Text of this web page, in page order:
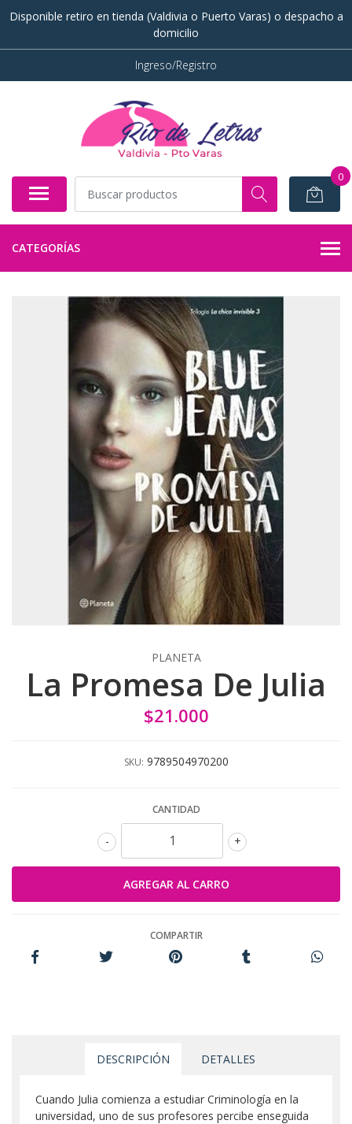
Disponible retiro en tienda (Valdivia o Puerto Varas) o despacho a
domicilio
Ingreso/Registro
0
CATEGORÍAS
PLANETA
La Promesa De Julia
$21.000
SKU: 9789504970200
CANTIDAD
+
-
COMPARTIR
DESCRIPCIÓN DETALLES
Cuando Julia comienza a estudiar Criminología en la
universidad, uno de sus profesores percibe enseguida